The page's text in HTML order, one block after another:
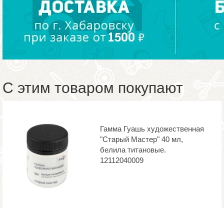
С этим товаром покупают
Гамма Гуашь художественная
"Старый Мастер" 40 мл,
белила титановые.
12112040009